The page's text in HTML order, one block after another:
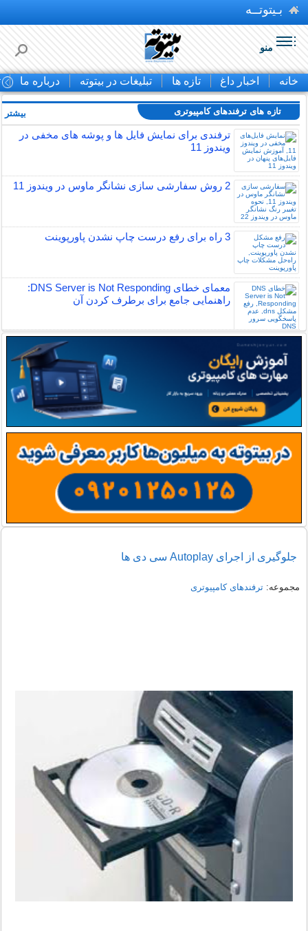
بـیتوتــه
منو
خانه اخبار داغ تازه ها تبلیغات در بیتوته درباره ما
تازه های ترفندهای کامپیوتری
ترفندی برای نمایش فایل ها و پوشه های مخفی در
ویندوز 11
2 روش سفارشی سازی نشانگر ماوس در ویندوز 11
3 راه برای رفع درست چاپ نشدن پاورپوینت
معمای خطای DNS Server is Not Responding:
راهنمایی جامع برای برطرف کردن آن
بیشتر
جلوگیری از اجرای Autoplay سی دی ها
مجموعه:ترفندهای کامپیوتری